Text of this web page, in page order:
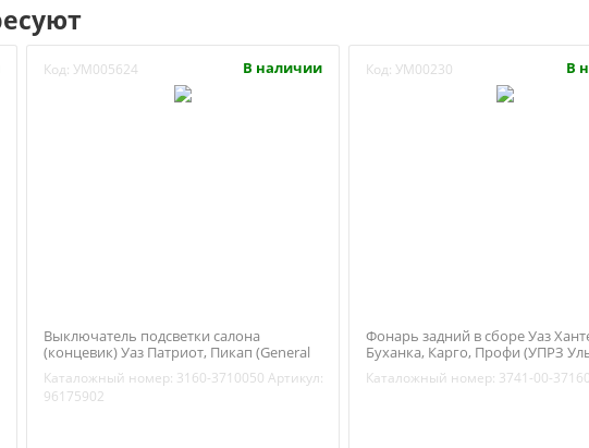
Код: УМ005624 В наличии
Выключатель подсветки салона
(концевик) Уаз Патриот, Пикап (General
Каталожный номер: 3160-3710050 Артикул:
96175902
Код: УМ00230 В
Фонарь задний в сборе Уаз
Буханка, Карго, Профи (УПРЗ
Каталожный номер: 3741-00-